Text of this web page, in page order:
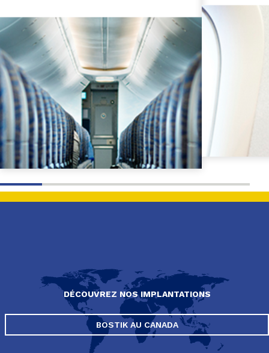
DÉCOUVREZ NOS IMPLANTATIONS
BOSTIK AU CANADA